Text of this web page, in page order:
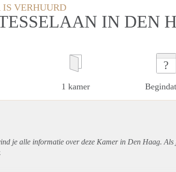
VERHUURD
IN DEN
1 kamer
?
je alle informatie over deze Kamer in Den Haag.